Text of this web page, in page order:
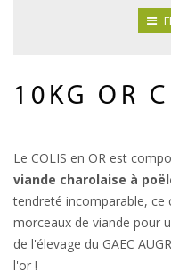
10KG OR
Le COLIS en OR est
viande charolaise à
tendreté incomparable, ce
morceaux de viande pour
de l'élevage du GAEC
l'or !